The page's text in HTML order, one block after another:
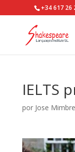
+34 617 26
IELTS
por Jose